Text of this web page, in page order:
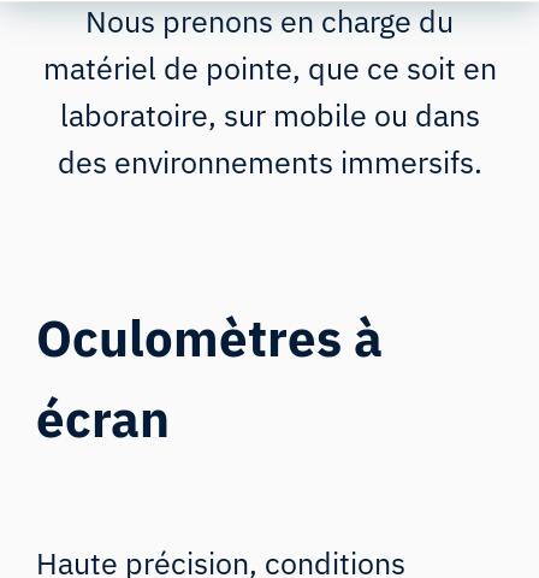
Nous prenons en charge du
matériel de pointe, que ce soit en
laboratoire, sur mobile ou dans
des environnements immersifs.
Oculomètres à
écran
Haute précision, conditions